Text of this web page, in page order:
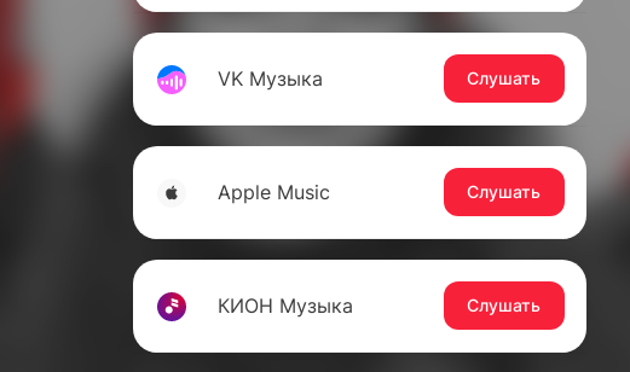
VK Музыка Слушать
Apple Music Слушать
КИОН Музыка Слушать